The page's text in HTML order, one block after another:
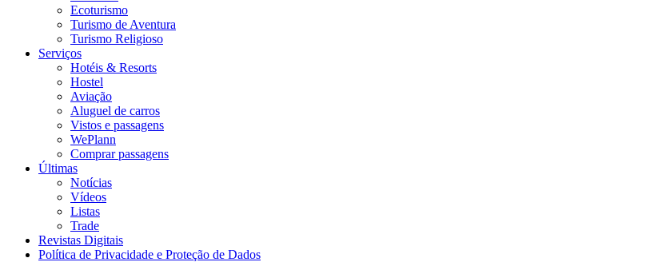
Ecoturismo
Turismo de Aventura
Turismo Religioso
Serviços
Hotéis & Resorts
Hostel
Aviação
Aluguel de carros
Vistos e passagens
WePlann
Comprar passagens
Últimas
Notícias
Vídeos
Listas
Trade
Revistas Digitais
Política de Privacidade e Proteção de Dados